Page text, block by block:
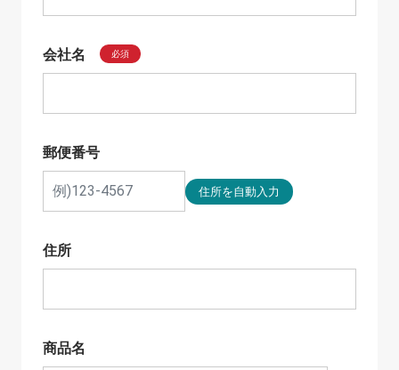
会社名 必須
郵便番号
住所
商品名